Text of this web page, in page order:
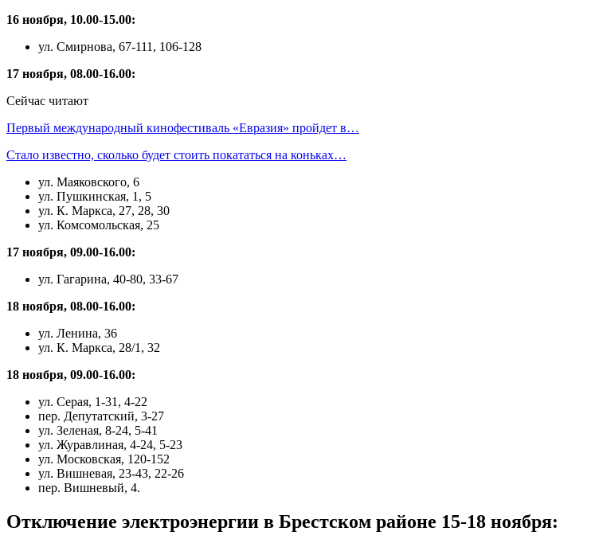
16 ноября, 10.00-15.00:
ул. Смирнова, 67-111, 106-128
17 ноября, 08.00-16.00:
Сейчас читают
Первый международный кинофестиваль «Евразия» пройдет в…
Стало известно, сколько будет стоить покататься на коньках…
ул. Маяковского, 6
ул. Пушкинская, 1, 5
ул. К. Маркса, 27, 28, 30
ул. Комсомольская, 25
17 ноября, 09.00-16.00:
ул. Гагарина, 40-80, 33-67
18 ноября, 08.00-16.00:
ул. Ленина, 36
ул. К. Маркса, 28/1, 32
18 ноября, 09.00-16.00:
ул. Серая, 1-31, 4-22
пер. Депутатский, 3-27
ул. Зеленая, 8-24, 5-41
ул. Журавлиная, 4-24, 5-23
ул. Московская, 120-152
ул. Вишневая, 23-43, 22-26
пер. Вишневый, 4.
Отключение электроэнергии в Брестском районе 15-18 ноября: